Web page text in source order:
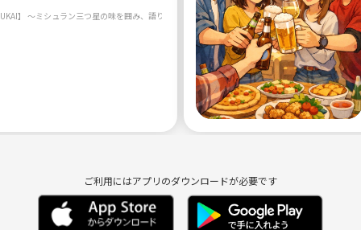
ご利用にはアプリのダウンロードが必要です